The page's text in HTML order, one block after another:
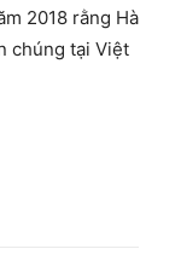
2018 rằng Hà
chúng tại Việt